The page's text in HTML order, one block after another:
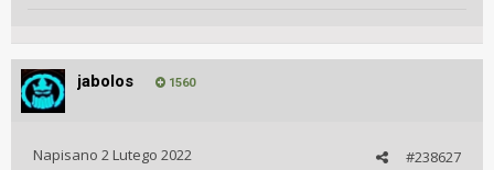
jabolos 1560
#238627
Napisano 2 Lutego 2022